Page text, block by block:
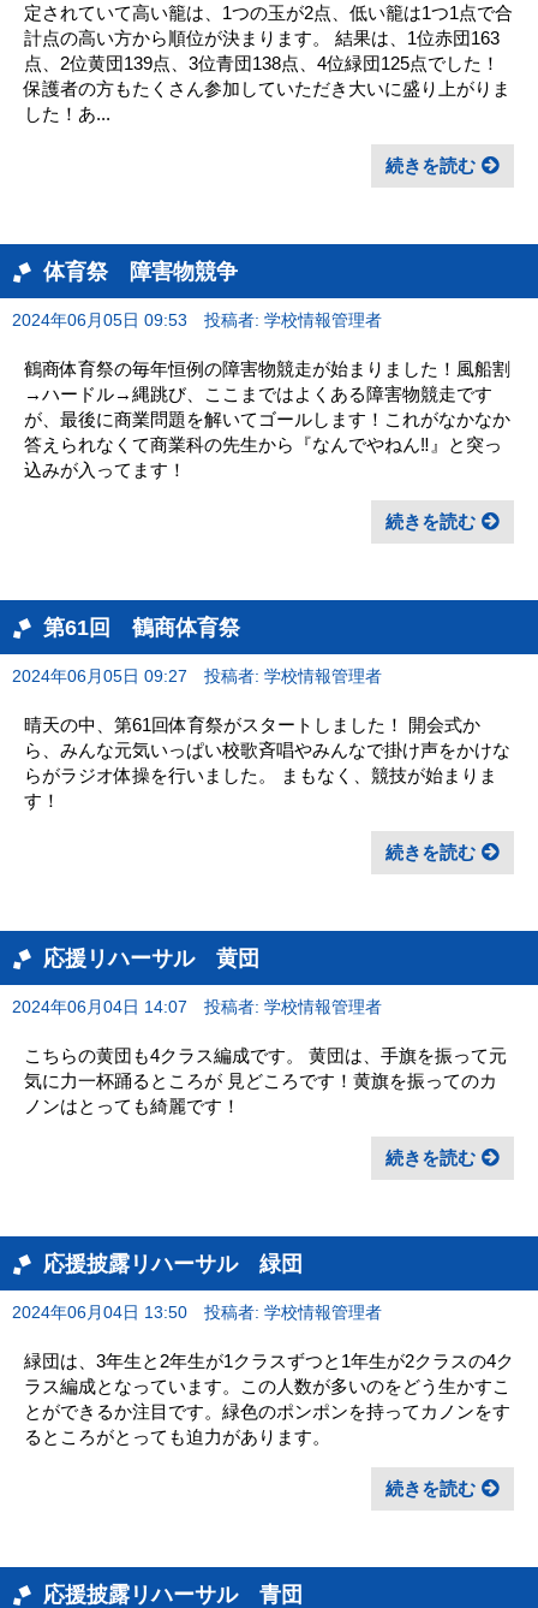
定されていて高い籠は、1つの玉が2点、低い籠は1つ1点で合
計点の高い方から順位が決まります。 結果は、1位赤団163
点、2位黄団139点、3位青団138点、4位緑団125点でした！
保護者の方もたくさん参加していただき大いに盛り上がりま
した！あ...
続きを読む
体育祭 障害物競争
2024年06月05日 09:53 投稿者: 学校情報管理者
鶴商体育祭の毎年恒例の障害物競走が始まりました！風船割
→ハードル→縄跳び、ここまではよくある障害物競走です
が、最後に商業問題を解いてゴールします！これがなかなか
答えられなくて商業科の先生から『なんでやねん‼︎』と突っ
込みが入ってます！
続きを読む
第61回 鶴商体育祭
2024年06月05日 09:27 投稿者: 学校情報管理者
晴天の中、第61回体育祭がスタートしました！ 開会式か
ら、みんな元気いっぱい校歌斉唱やみんなで掛け声をかけな
らがラジオ体操を行いました。 まもなく、競技が始まりま
す！
続きを読む
応援リハーサル 黄団
2024年06月04日 14:07 投稿者: 学校情報管理者
こちらの黄団も4クラス編成です。 黄団は、手旗を振って元
気に力一杯踊るところが 見どころです！黄旗を振ってのカ
ノンはとっても綺麗です！
続きを読む
応援披露リハーサル 緑団
2024年06月04日 13:50 投稿者: 学校情報管理者
緑団は、3年生と2年生が1クラスずつと1年生が2クラスの4ク
ラス編成となっています。この人数が多いのをどう生かすこ
とができるか注目です。緑色のポンポンを持ってカノンをす
るところがとっても迫力があります。
続きを読む
応援披露リハーサル 青団